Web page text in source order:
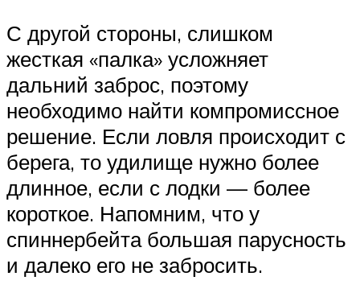
С другой стороны, слишком
жесткая «палка» усложняет
дальний заброс, поэтому
необходимо найти компромиссное
решение. Если ловля происходит с
берега, то удилище нужно более
длинное, если с лодки — более
короткое. Напомним, что у
спиннербейта большая парусность
и далеко его не забросить.